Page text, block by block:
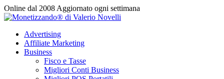
Vai
al
Online dal 2008 Aggiornato ogni settimana
Advertising
Affiliate Marketing
Business
Fisco e Tasse
Migliori Conti Business